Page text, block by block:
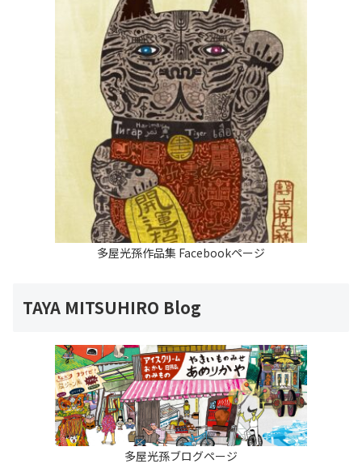
多屋光孫作品集 Facebookページ
TAYA MITSUHIRO Blog
多屋光孫ブログページ